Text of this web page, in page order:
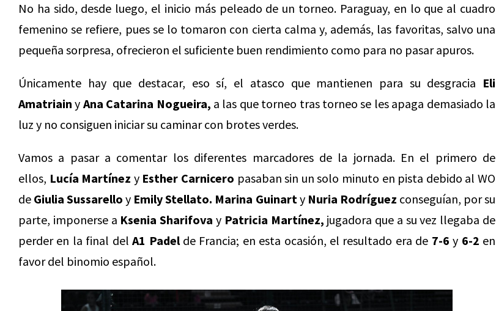
No ha sido, desde luego, el inicio más peleado de un torneo. Paraguay, en lo que al cuadro
femenino se refiere, pues se lo tomaron con cierta calma y, además, las favoritas, salvo una
pequeña sorpresa, ofrecieron el suficiente buen rendimiento como para no pasar apuros.
Únicamente hay que destacar, eso sí, el atasco que mantienen para su desgracia Eli
Amatriain y Ana Catarina Nogueira, a las que torneo tras torneo se les apaga demasiado la
luz y no consiguen iniciar su caminar con brotes verdes.
Vamos a pasar a comentar los diferentes marcadores de la jornada. En el primero de
ellos, Lucía Martínez y Esther Carnicero pasaban sin un solo minuto en pista debido al WO
de Giulia Sussarello y Emily Stellato. Marina Guinarty Nuria Rodríguez conseguían, por su
parte, imponerse a Ksenia Sharifova y Patricia Martínez, jugadora que a su vez llegaba de
perder en la final delA1 Padelde Francia; en esta ocasión, el resultado era de 7-6 y 6-2 en
favor del binomio español.